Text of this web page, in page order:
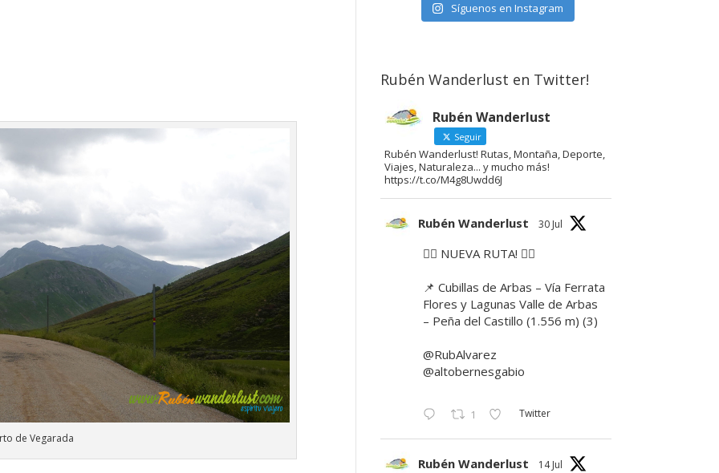
de Vegarada
Síguenos en Instagram
Rubén Wanderlust en Twitter!
Rubén Wanderlust
Seguir
Rubén Wanderlust! Rutas, Montaña, Deporte,
Viajes, Naturaleza... y mucho más!
https://t.co/M4g8Uwdd6J
Rubén Wanderlust 30 Jul
🚶‍♂️ NUEVA RUTA! 🚶‍♀️
📌 Cubillas de Arbas – Vía Ferrata
Flores y Lagunas Valle de Arbas
– Peña del Castillo (1.556 m) (3)
@RubAlvarez
@altobernesgabio
1 Twitter
Rubén Wanderlust 14 Jul